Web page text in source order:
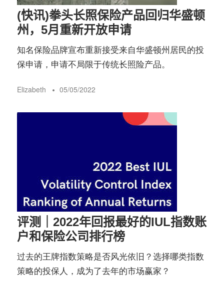
(快讯)拳头长照保险产品回归华盛顿
州，5月重新开放申请
知名保险品牌宣布重新接受来自华盛顿州居民的投
保申请，申请不局限于传统长照险产品。
Elizabeth 05/05/2022
评测｜2022年回报最好的IUL指数账
户和保险公司排行榜
过去的王牌指数策略是否风光依旧？选择哪类指数
策略的投保人，成为了去年的市场赢家？